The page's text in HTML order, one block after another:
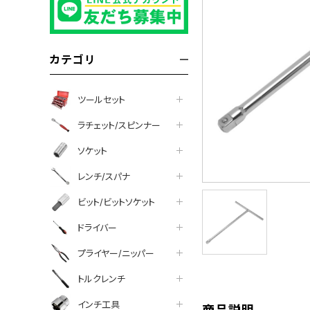
カテゴリ
ツールセット
ラチェット/スピンナー
ソケット
レンチ/スパナ
ビット/ビットソケット
ドライバー
プライヤー/ニッパー
トルクレンチ
インチ工具
facebook
line